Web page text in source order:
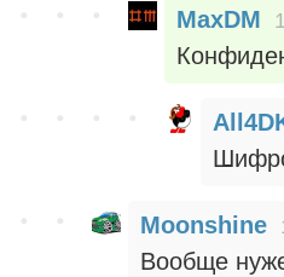
MaxDM
Moonshine
Вообще